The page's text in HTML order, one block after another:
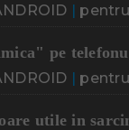
|
pe
|
utile in